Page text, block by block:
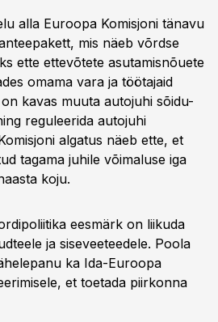
alla Euroopa Komisjoni tänavu
mis näeb võrdse
ette ettevõtete asutamisnõuete
omama vara ja töötajaid
kavas muuta autojuhi sõidu-
reguleerida autojuhi
algatus näeb ette, et
tagama juhile võimaluse iga
koju.
eesmärk on liikuda
ja siseveeteedele. Poola
ka Ida-Euroopa
et toetada piirkonna